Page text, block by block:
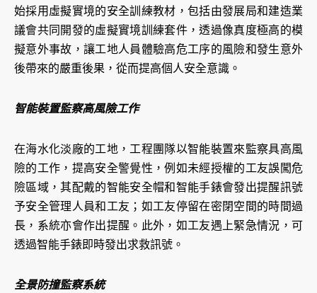
始採用虛擬實境的安全訓練教材，包括由發展局和建造業
議會共同開發的虛擬實境訓練套件，透過像真度極高的模
擬意外事故，讓工地人員體驗高危工序的風險和發生意外
後帶來的嚴重後果，從而提高個人安全意識。
智能裝置監察高風險工作
在海水化淡廠的工地，工程團隊以智能裝置來監察具高風
險的工作，提高安全警覺性，例如未經授權的工友誤闖危
險區域，其配戴的智能安全帽和智能手錶會發出提醒訊號
予安全管理人員和工友；如工友停留在密閉空間的時間過
長，系統亦會作出提醒。此外，如工友遇上緊急情況，可
透過智能手錶即時發出求救訊號。
全景防撞監察系統